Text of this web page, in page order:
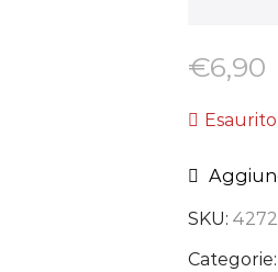
€6,90
Esaurito
SKU: 4272
Categorie: